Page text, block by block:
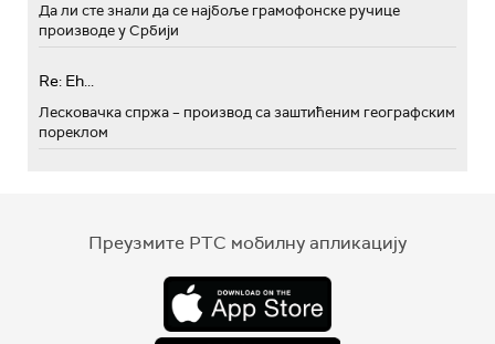
Да ли сте знали да се најбоље грамофонске ручице
производе у Србији
Re: Eh...
Лесковачка спржа – производ са заштићеним географским
пореклом
Преузмите РТС мобилну апликацију